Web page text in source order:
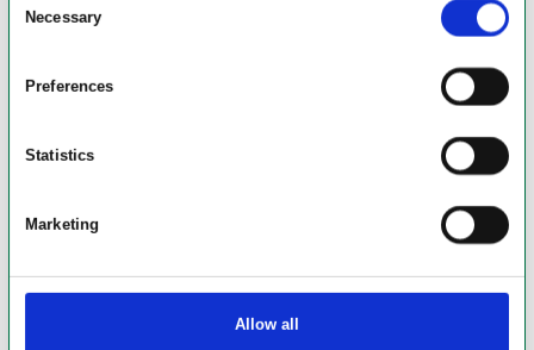
Selection
Necessary
Preferences
Statistics
Marketing
Allow all